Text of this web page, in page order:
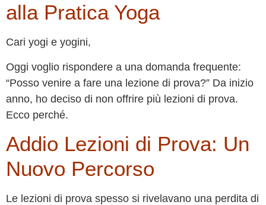
alla Pratica Yoga
Cari yogi e yogini,
Oggi voglio rispondere a una domanda frequente:
“Posso venire a fare una lezione di prova?” Da inizio
anno, ho deciso di non offrire più lezioni di prova.
Ecco perché.
Addio Lezioni di Prova: Un
Nuovo Percorso
Le lezioni di prova spesso si rivelavano una perdita di